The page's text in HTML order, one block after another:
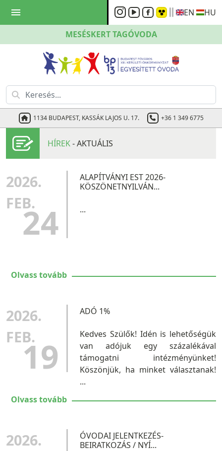
menu
MESÉSKERTTAGÓVODA
1134 BUDAPEST, KASSÁK LAJOS U. 17. +36 1 349 6775
EN HU
HÍREK- AKTUÁLIS
2026.
FEB.24
ALAPÍTVÁNYI EST 2026-
KÖSZÖNETNYILVÁN...
...
Olvass tovább
2026.
FEB.19
ADÓ 1%
Kedves Szülők! Idén is lehetőségük
van adójuk egy százalékával
támogatni intézményünket!
Köszönjük, ha minket választanak!
...
Olvass tovább
2026.
ÓVODAI JELENTKEZÉS-
BEIRATKOZÁS / NYÍ...